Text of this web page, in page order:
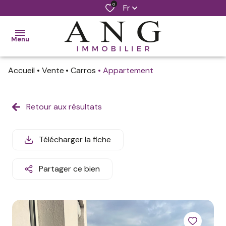
0 Fr
Menu
ventes
mon
bien
Accueil Vente Carros Appartement
Retour aux résultats
Télécharger la fiche
Partager ce bien